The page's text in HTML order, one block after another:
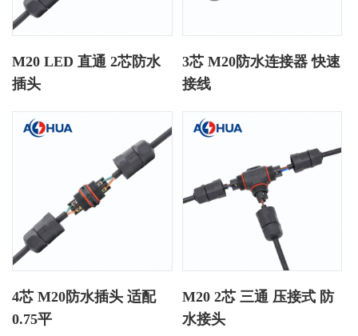
M20 LED 直通 2芯防水
插头
3芯 M20防水连接器 快速
接线
4芯 M20防水插头 适配
0.75平
M20 2芯 三通 压接式 防
水接头